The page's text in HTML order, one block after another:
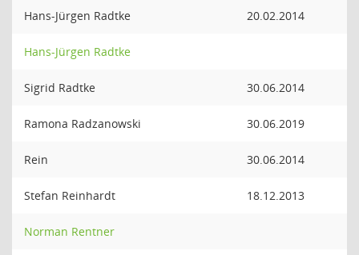
Hans-Jürgen Radtke 20.02.2014
Hans-Jürgen Radtke
Sigrid Radtke 30.06.2014
Ramona Radzanowski 30.06.2019
Rein 30.06.2014
Stefan Reinhardt 18.12.2013
Norman Rentner